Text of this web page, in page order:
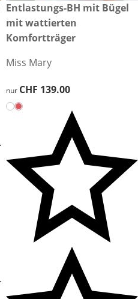
CHF 139.00
Entlastungs-BH mit Bügel
mit wattierten
Komfortträger
Miss Mary
CHF 139.00
nur CHF 139.00